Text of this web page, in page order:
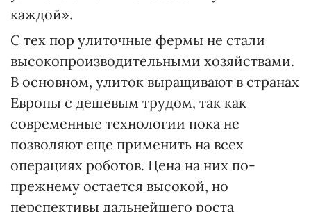
каждой».
С тех пор улиточные фермы не стали
высокопроизводительными хозяйствами.
В основном, улиток выращивают в странах
Европы с дешевым трудом, так как
современные технологии пока не
позволяют еще применить на всех
операциях роботов. Цена на них по-
прежнему остается высокой, но
перспективы дальнейшего роста